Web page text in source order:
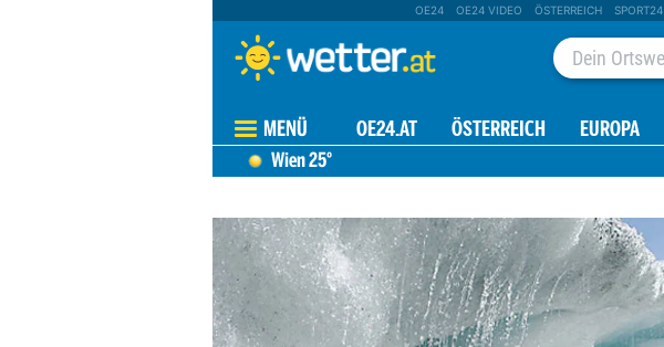
OE24 OE24 VIDEO ÖSTERREICH SPORT24
MENÜ OE24.AT ÖSTERREICH EUROPA
Wien25°